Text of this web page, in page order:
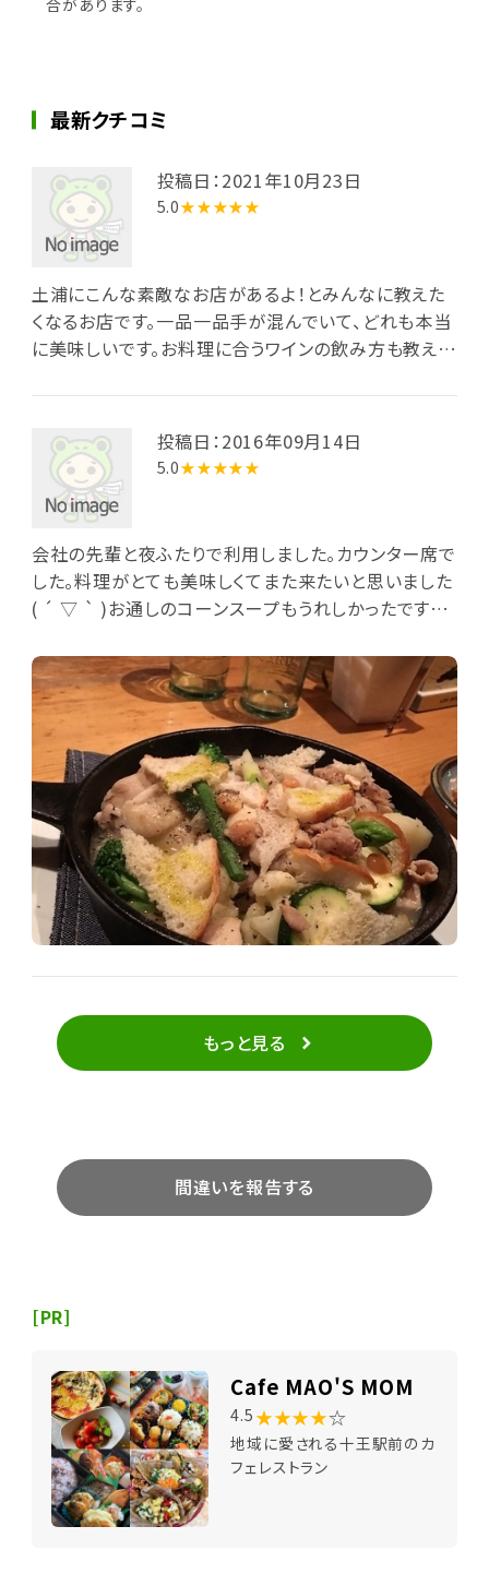
合があります。
最新クチコミ
投稿日：2021年10月23日
5.0★★★★★
土浦にこんな素敵なお店があるよ！とみんなに教えた
くなるお店です。一品一品手が混んでいて、どれも本当
に美味しいです。お料理に合うワインの飲み方も教えて
いて、お見送りまでしてもらい感激しました。通いたい
です❤︎
投稿日：2016年09月14日
5.0★★★★★
会社の先輩と夜ふたりで利用しました。カウンター席で
した。料理がとても美味しくてまた来たいと思いました
( ´ ▽ ` )お通しのコーンスープもうれしかったです♡
感じられます。
もっと見る
間違いを報告する
[PR]
Cafe MAO'S MOM
4.5 ★★★★☆
地域に愛される十王駅前のカ
フェレストラン